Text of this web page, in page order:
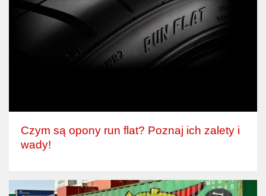
Czym są opony run flat? Poznaj ich zalety i
wady!